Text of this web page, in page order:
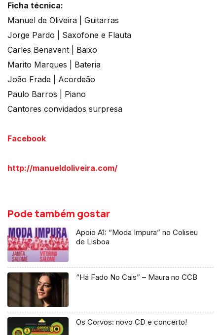
Ficha técnica:
Manuel de Oliveira | Guitarras
Jorge Pardo | Saxofone e Flauta
Carles Benavent | Baixo
Marito Marques | Bateria
João Frade | Acordeão
Paulo Barros | Piano
Cantores convidados surpresa
Facebook
http://manueldoliveira.com/
Pode também gostar
Apoio A1: “Moda Impura” no Coliseu
de Lisboa
“Há Fado No Cais” – Maura no CCB
Os Corvos: novo CD e concerto!